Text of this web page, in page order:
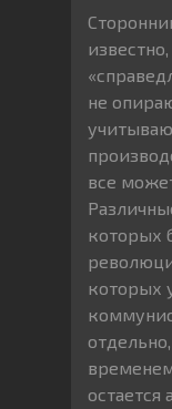
не
все
которых
которых